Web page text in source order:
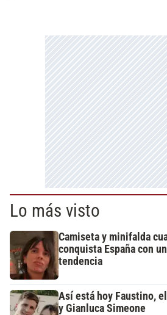
Lo más visto
Camiseta y minifalda
conquista España con
tendencia
Así está hoy Faustino,
y Gianluca Simeone